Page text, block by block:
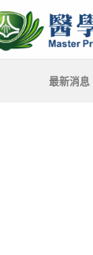
最新消息